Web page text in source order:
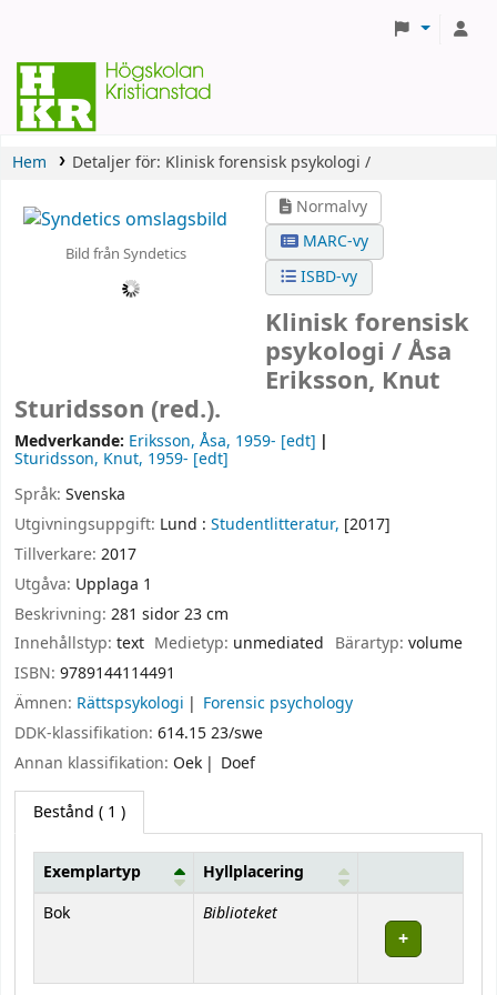
Hem Detaljer för: Klinisk forensisk psykologi /
Bild från Syndetics
Normalvy
MARC-vy
ISBD-vy
Klinisk forensisk
psykologi /Åsa
Eriksson, Knut
Sturidsson (red.).
Medverkande: Eriksson, Åsa, 1959- [edt]
Sturidsson, Knut, 1959- [edt]
Språk: Svenska
Utgivningsuppgift: Lund : Studentlitteratur, [2017]
Tillverkare: 2017
Utgåva: Upplaga 1
Beskrivning: 281 sidor 23 cm
Innehållstyp: text Medietyp: unmediated Bärartyp: volume
ISBN: 9789144114491
Ämnen: Rättspsykologi
Forensic psychology
DDK-klassifikation: 614.15 23/swe
Annan klassifikation: Oek Doef
Bestånd ( 1 )
Bestånd
Exemplartyp
Hyllplacering
Bok
Biblioteket